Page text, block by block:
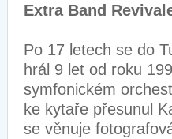
Extra Band
Po 17 letech se do
hrál 9 let od roku
symfonickém
ke kytaře přesunul
se věnuje